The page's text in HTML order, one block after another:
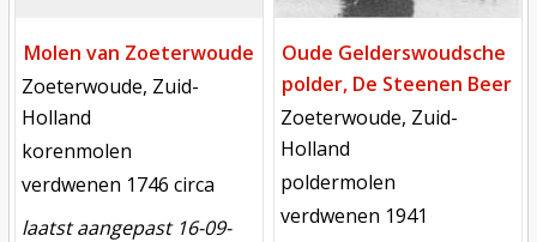
Molen van Zoeterwoude
locatie
Zoeterwoude, Zuid-
Holland
functie
korenmolen
verdwenen
verdwenen 1746 circa
laatst aangepast 16-09-
Oude Gelderswoudsche
polder, De Steenen Beer
locatie
Zoeterwoude, Zuid-
Holland
functie
poldermolen
verdwenen
verdwenen 1941